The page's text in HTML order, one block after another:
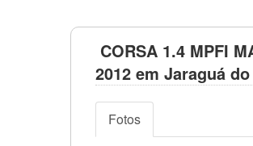
CORSA 1.4 MPFI
2012 em Jaraguá
Fotos